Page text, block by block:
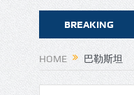
BREAKING
NEWS
邮件地址 有关《人权资
HOME 巴勒斯坦